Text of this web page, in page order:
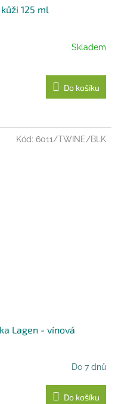
125 ml
Skladem
Do košíku
Lagen - vínová
Do 7 dnů
Do košíku
Kód: 6011/TWINE/BLK